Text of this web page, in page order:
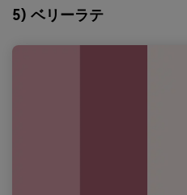
5) ベリーラテ